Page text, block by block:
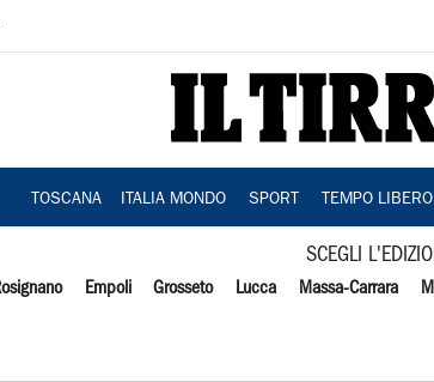
TOSCANA ITALIA MONDO SPORT TEMPO LIBERO
SCEGLI
Empoli Grosseto Lucca Massa-Carrara